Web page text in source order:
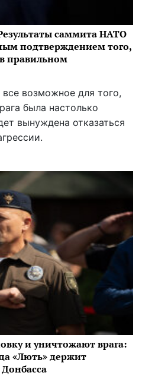
саммита НАТО
подтверждением того,
правильном
возможное для того,
была настолько
вынуждена отказаться
и уничтожают врага:
«Лють» держит